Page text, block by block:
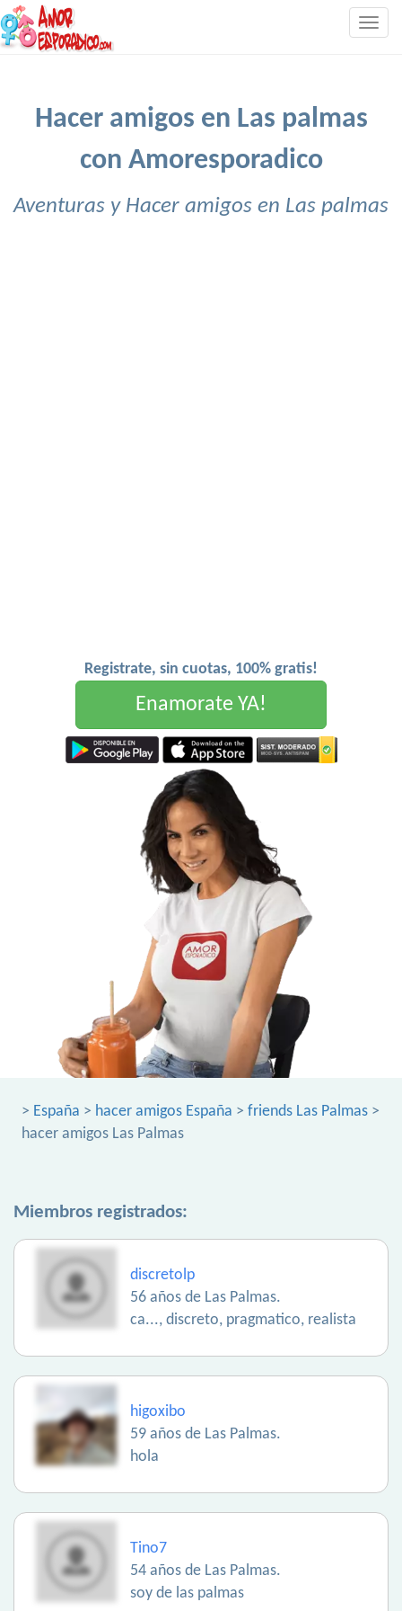
Hacer amigos en Las palmas
con Amoresporadico
Aventuras y Hacer amigos en Las palmas
Registrate, sin cuotas, 100% gratis!
Enamorate YA!
> España > hacer amigos España > friends Las Palmas >
hacer amigos Las Palmas
Miembros registrados:
discretolp
56 años de Las Palmas.
ca..., discreto, pragmatico, realista
higoxibo
59 años de Las Palmas.
hola
Tino7
54 años de Las Palmas.
soy de las palmas